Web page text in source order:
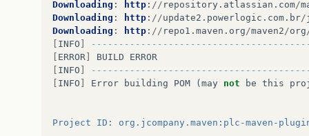
<updatePolicy>
never
</
<checksumPolicy>
</
</releases>
<updatePolicy>
never </
<checksumPolicy>
</
</repository>
<repository>
Downloading : http : // repository . atlassian . com/
Downloading : http : //update2 . powerlogic . com . br/
Downloading : http : // repo1 . maven . org/maven2/org
INFO
ERROR BUILD
ERROR
INFO
INFO Error building POM ( may not be this
Project ID: org.jcompany.maven:plc-maven-